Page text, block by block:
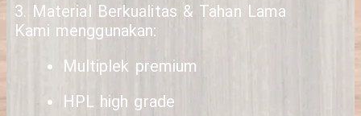
3. Material Berkualitas & Tahan Lama
Kami menggunakan:
Multiplek premium
HPL high grade